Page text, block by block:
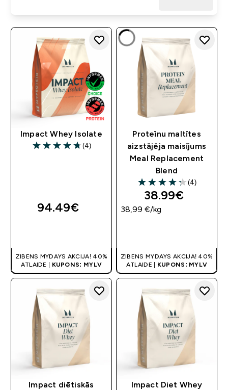
Impact Whey Isolate
4.75 out of 5 stars
(4)
94.49€‎
ZIBENS MYDAYS AKCIJA! 40%
ATLAIDE |
KUPONS: MYLV
Proteīnu maltītes
aizstājēja maisījums
Meal Replacement
Blend
4.25 out of 5 stars
(4)
38.99€‎
38,99 €‎/kg
ZIBENS MYDAYS AKCIJA! 40%
ATLAIDE | KUPONS: MYLV
Impact diētiskās
Impact Diet Whey